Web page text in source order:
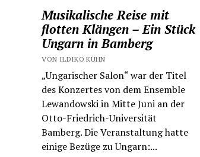
Musikalische Reise mit
flotten Klängen – Ein Stück
Ungarn in Bamberg
VON ILDIKO KÜHN
„Ungarischer Salon“ war der Titel
des Konzertes von dem Ensemble
Lewandowski in Mitte Juni an der
Otto-Friedrich-Universität
Bamberg. Die Veranstaltung hatte
einige Bezüge zu Ungarn:...